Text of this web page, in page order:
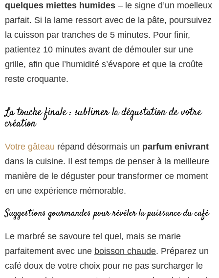
quelques miettes humides – le signe d’un moelleux
parfait. Si la lame ressort avec de la pâte, poursuivez
la cuisson par tranches de 5 minutes. Pour finir,
patientez 10 minutes avant de démouler sur une
grille, afin que l’humidité s’évapore et que la croûte
reste croquante.
La touche finale : sublimer la dégustation de votre
création
Votre gâteau répand désormais un parfum enivrant
dans la cuisine. Il est temps de penser à la meilleure
manière de le déguster pour transformer ce moment
en une expérience mémorable.
Suggestions gourmandes pour révéler la puissance du café
Le marbré se savoure tel quel, mais se marie
parfaitement avec une boisson chaude. Préparez un
café doux de votre choix pour ne pas surcharger le